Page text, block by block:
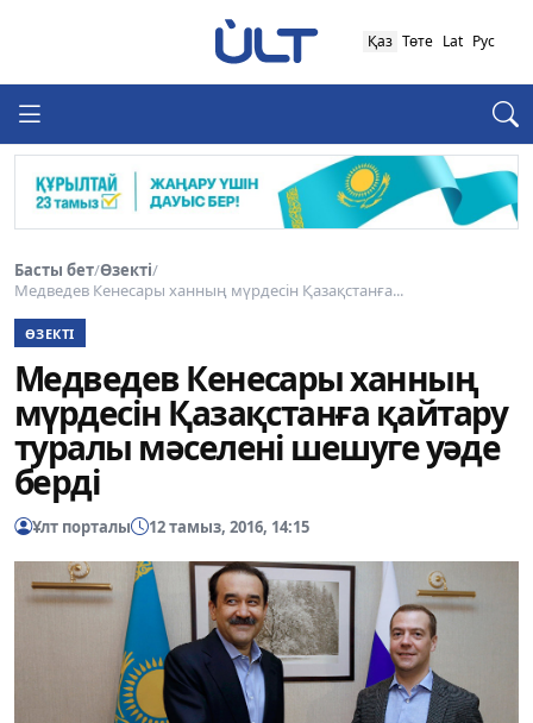
Қаз Төте Lat Рус
Басты бет/Өзекті/
Медведев Кенесары ханның мүрдесін Қазақстанға...
ӨЗЕКТІ
Медведев Кенесары ханның
мүрдесін Қазақстанға қайтару
туралы мәселені шешуге уәде
берді
Ұлт порталы 12 тамыз, 2016, 14:15